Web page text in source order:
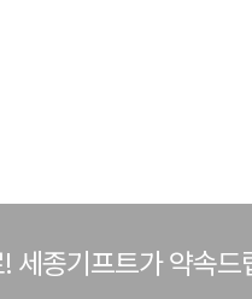
세종기프트가 약속드